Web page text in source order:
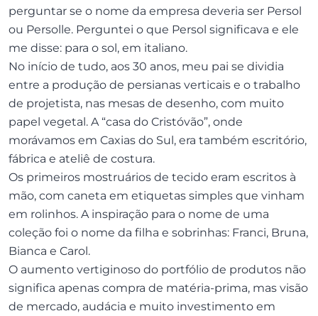
perguntar se o nome da empresa deveria ser Persol
ou Persolle. Perguntei o que Persol significava e ele
me disse: para o sol, em italiano.
No início de tudo, aos 30 anos, meu pai se dividia
entre a produção de persianas verticais e o trabalho
de projetista, nas mesas de desenho, com muito
papel vegetal. A “casa do Cristóvão”, onde
morávamos em Caxias do Sul, era também escritório,
fábrica e ateliê de costura.
Os primeiros mostruários de tecido eram escritos à
mão, com caneta em etiquetas simples que vinham
em rolinhos. A inspiração para o nome de uma
coleção foi o nome da filha e sobrinhas: Franci, Bruna,
Bianca e Carol.
O aumento vertiginoso do portfólio de produtos não
significa apenas compra de matéria-prima, mas visão
de mercado, audácia e muito investimento em